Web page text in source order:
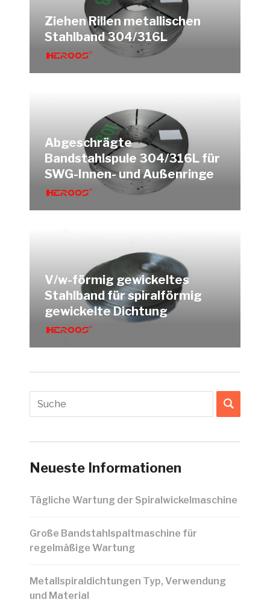
Ziehen Rillen metallischen
Stahlband 304/316L
Abgeschrägte
Bandstahlspule 304/316L für
SWG-Innen- und Außenringe
V/w-förmig gewickeltes
Stahlband für spiralförmig
gewickelte Dichtung
Neueste Informationen
Tägliche Wartung der Spiralwickelmaschine
Große Bandstahlspaltmaschine für
regelmäßige Wartung
Metallspiraldichtungen Typ, Verwendung
und Material